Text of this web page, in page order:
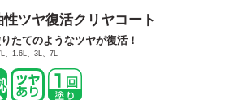
性ツヤ復活クリヤコート
たてのようなツヤが復活！
、1.6L、3L、7L